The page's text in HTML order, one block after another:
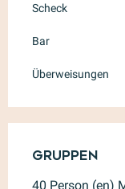
Scheck
Bar
Überweisungen
Gruppen
Gruppen
40 Person (en)